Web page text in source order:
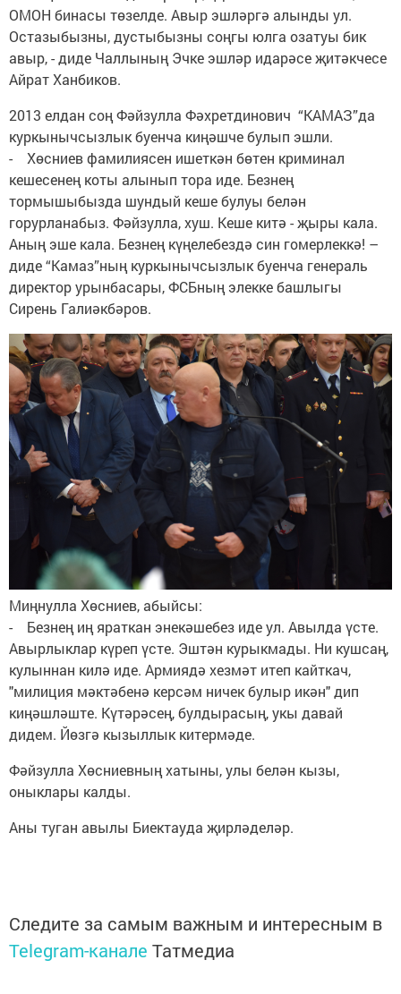
ОМОН бинасы төзелде. Авыр эшләргә алынды ул.
Остазыбызны, дустыбызны соңгы юлга озатуы бик
авыр, - диде Чаллының Эчке эшләр идарәсе җитәкчесе
Айрат Ханбиков.
2013 елдан соң Фәйзулла Фәхретдинович “КАМАЗ”да
куркынычсызлык буенча киңәшче булып эшли.
- Хөсниев фамилиясен ишеткән бөтен криминал
кешесенең коты алынып тора иде. Безнең
тормышыбызда шундый кеше булуы белән
горурланабыз. Фәйзулла, хуш. Кеше китә - җыры кала.
Аның эше кала. Безнең күңелебездә син гомерлеккә! –
диде “Камаз”ның куркынычсызлык буенча генераль
директор урынбасары, ФСБның элекке башлыгы
Сирень Галиәкбәров.
Миңнулла Хөсниев, абыйсы:
- Безнең иң яраткан энекәшебез иде ул. Авылда үсте.
Авырлыклар күреп үсте. Эштән курыкмады. Ни кушсаң,
кулыннан килә иде. Армиядә хезмәт итеп кайткач,
"милиция мәктәбенә керсәм ничек булыр икән" дип
киңәшләште. Күтәрәсең, булдырасың, укы давай
дидем. Йөзгә кызыллык китермәде.
Фәйзулла Хөсниевның хатыны, улы белән кызы,
оныклары калды.
Аны туган авылы Биектауда җирләделәр.
Следите за самым важным и интересным в
Telegram-канале Татмедиа